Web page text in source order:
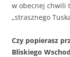
w obecnej chwili
„strasznego
Czy popierasz
Bliskiego